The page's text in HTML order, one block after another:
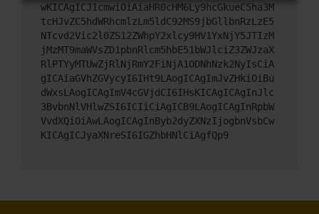
wKICAgICJ1cmwiOiAiaHR0cHM6Ly9hcGkueC5ha3M
tcHJvZC5hdWRhcmlzLm5ldC92MS9jbGllbnRzLzE5
NTcvd2Vic2l0ZS12ZWhpY2xlcy9HV1YxNjY5JTIzM
jMzMT9maWVsZD1pbnRlcm5hbE51bWJlciZ3ZWJzaX
RlPTYyMTUwZjRlNjRmY2FiNjA1ODNhNzk2NyIsCiA
gICAiaGVhZGVycyI6IHt9LAogICAgImJvZHkiOiBu
dWxsLAogICAgImV4cGVjdCI6IHsKICAgICAgInJlc
3BvbnNlVHlwZSI6ICIiCiAgICB9LAogICAgInRpbW
VvdXQiOiAwLAogICAgInByb2dyZXNzIjogbnVsbCw
KICAgICJyaXNreSI6IGZhbHNlCiAgfQp9